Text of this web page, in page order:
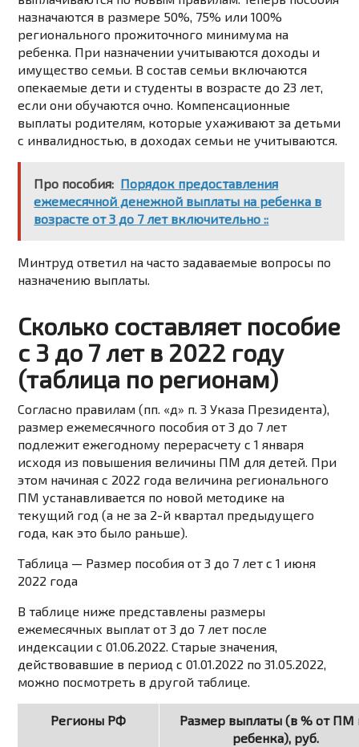
назначаются в размере 50%, 75% или 100%
регионального прожиточного минимума на
ребенка. При назначении учитываются доходы и
имущество семьи. В состав семьи включаются
опекаемые дети и студенты в возрасте до 23 лет,
если они обучаются очно. Компенсационные
выплаты родителям, которые ухаживают за детьми
с инвалидностью, в доходах семьи не учитываются.
Про пособия: Порядок предоставления
ежемесячной денежной выплаты на ребенка в
возрасте от 3 до 7 лет включительно ::
Минтруд ответил на часто задаваемые вопросы по
назначению выплаты.
Сколько составляет пособие
с 3 до 7 лет в 2022 году
(таблица по регионам)
Согласно правилам (пп. «д» п. 3 Указа Президента),
размер ежемесячного пособия от 3 до 7 лет
подлежит ежегодному перерасчету с 1 января
исходя из повышения величины ПМ для детей. При
этом начиная с 2022 года величина регионального
ПМ устанавливается по новой методике на
текущий год (а не за 2-й квартал предыдущего
года, как это было раньше).
Таблица — Размер пособия от 3 до 7 лет с 1 июня
2022 года
В таблице ниже представлены размеры
ежемесячных выплат от 3 до 7 лет после
индексации с 01.06.2022. Старые значения,
действовавшие в период с 01.01.2022 по 31.05.2022,
можно посмотреть в другой таблице.
Регионы РФ
Размер выплаты (в % от ПМ
ребенка), руб.